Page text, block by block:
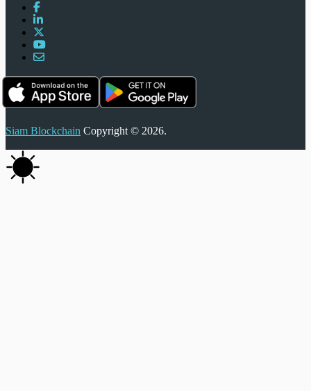
Siam Blockchain Copyright © 2026.